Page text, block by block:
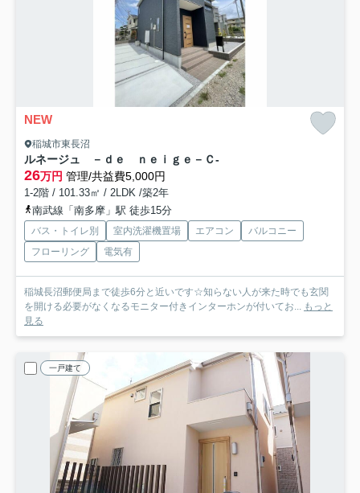
NEW
稲城市東長沼
ルネージュ －ｄｅ ｎｅｉｇｅ－Ｃ-
26万円 管理/共益費5,000円
1-2階 / 101.33㎡ / 2LDK /築2年
南武線「南多摩」駅 徒歩15分
バス・トイレ別 室内洗濯機置場 エアコン
バルコニー
フローリング
電気有
稲城長沼郵便局まで徒歩6分と近いです☆知らない人が来た時でも玄関
を開ける必要がなくなるモニター付きインターホンが付いてお... もっと
見る
一戸建て